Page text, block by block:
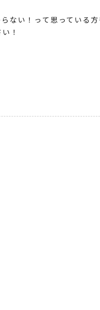
ない！って思っている
！